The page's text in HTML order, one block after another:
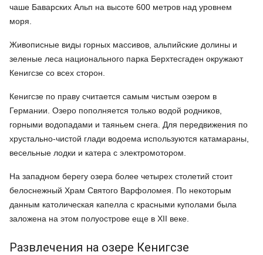
чаше Баварских Альп на высоте 600 метров над уровнем
моря.
Живописные виды горных массивов, альпийские долины и
зеленые леса национального парка Берхтесгаден окружают
Кенигсзе со всех сторон.
Кенигсзе по праву считается самым чистым озером в
Германии. Озеро пополняется только водой родников,
горными водопадами и таяньем снега. Для передвижения по
хрустально-чистой глади водоема используются катамараны,
весельные лодки и катера с электромотором.
На западном берегу озера более четырех столетий стоит
белоснежный Храм Святого Варфоломея. По некоторым
данным католическая капелла с красными куполами была
заложена на этом полуострове еще в XII веке.
Развлечения на озере Кенигсзе